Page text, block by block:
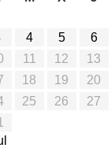
4 5 6
11 12 13
18 19 20
25 26 27